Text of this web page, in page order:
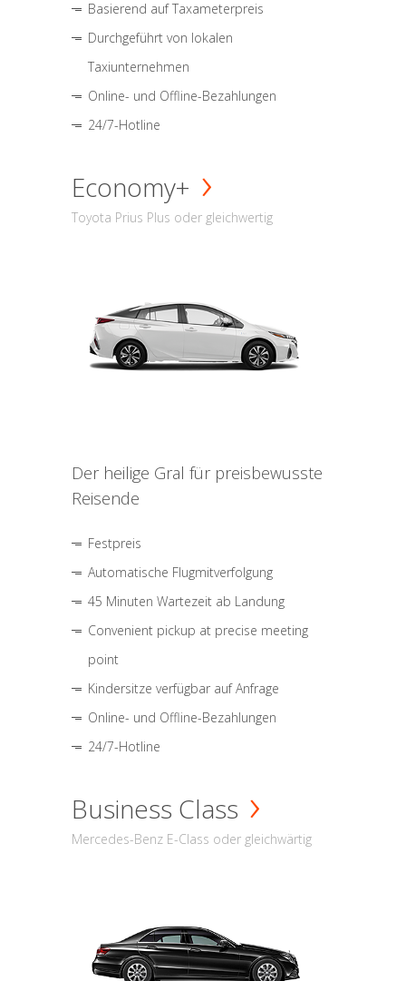
Basierend auf Taxameterpreis
Durchgeführt von lokalen
Taxiunternehmen
Online- und Offline-Bezahlungen
24/7-Hotline
Economy+
Toyota Prius Plus oder gleichwertig
Der heilige Gral für preisbewusste
Reisende
Festpreis
Automatische Flugmitverfolgung
45 Minuten Wartezeit ab Landung
Convenient pickup at precise meeting
point
Kindersitze verfügbar auf Anfrage
Online- und Offline-Bezahlungen
24/7-Hotline
Business Class
Mercedes-Benz E-Class oder gleichwärtig